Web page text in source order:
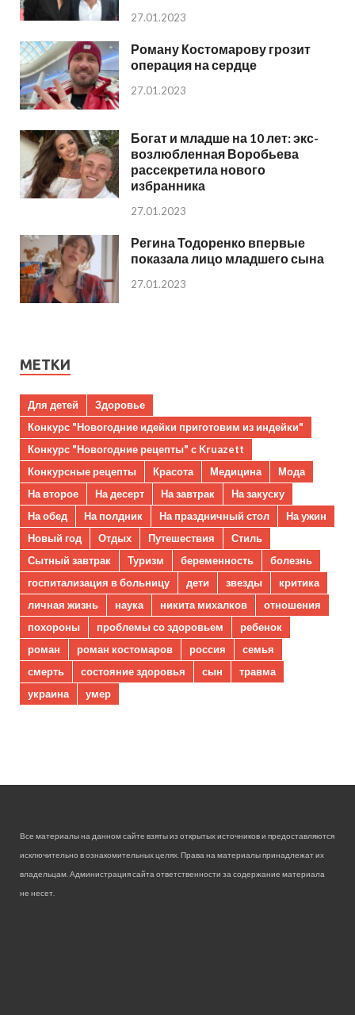
27.01.2023
Роману Костомарову грозит
операция на сердце
27.01.2023
Богат и младше на 10 лет: экс-
возлюбленная Воробьева
рассекретила нового
избранника
27.01.2023
Регина Тодоренко впервые
показала лицо младшего сына
27.01.2023
МЕТКИ
Для детей
Здоровье
Конкурс "Новогодние идейки приготовим из индейки"
Конкурс "Новогодние рецепты" с Kruazett
Конкурсные рецепты
Красота Медицина
Мода
На второе
На десерт На завтрак
На закуску
На обед
На полдник На праздничный стол
На ужин
Новый год
Отдых Путешествия
Стиль
Сытный завтрак
Туризм беременность
болезнь
госпитализация в больницу
дети звезды
критика
личная жизнь
наука никита михалков
отношения
похороны
проблемы со здоровьем
ребенок
роман
роман костомаров россия
семья
смерть
состояние здоровья сын
травма
украина
умер
Все материалы на данном сайте взяты из открытых источников и предоставляются
исключительно в ознакомительных целях. Права на материалы принадлежат их
владельцам. Администрация сайта ответственности за содержание материала
не несет.